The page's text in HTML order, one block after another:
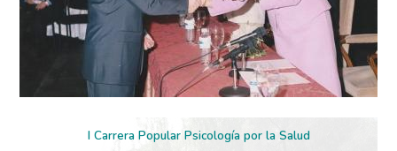
I Carrera Popular Psicología por la Salud